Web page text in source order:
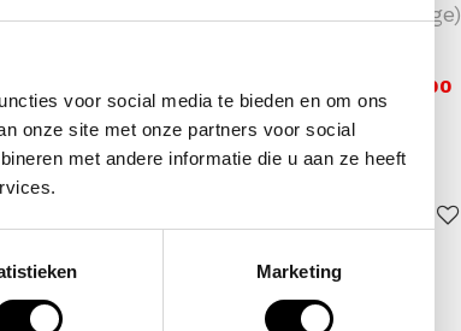
voor social media te bieden en om ons
onze site met onze partners voor social
met andere informatie die u aan ze heeft
Marketing
reiskoffer 75 cm (large)
VOOR 159,00
EN BEST VERKOCHT